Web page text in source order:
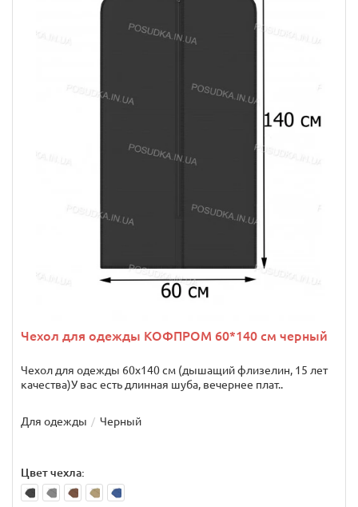
Чехол для одежды КОФПРОМ 60*140 см черный
Чехол для одежды 60х140 см (дышащий флизелин, 15 лет
качества)У вас есть длинная шуба, вечернее плат..
Для одежды Черный
Цвет чехла: